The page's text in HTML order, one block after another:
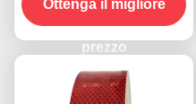
Dot-C2
Ottenga il migliore
prezzo